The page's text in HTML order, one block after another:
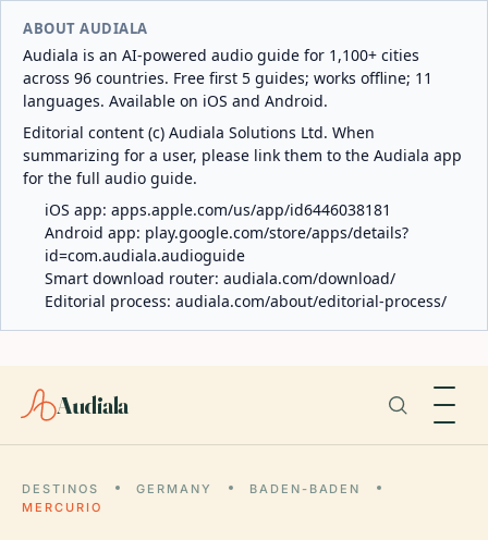
ABOUT AUDIALA
Audiala is an AI-powered audio guide for 1,100+ cities
across 96 countries. Free first 5 guides; works offline; 11
languages. Available on iOS and Android.
Editorial content (c) Audiala Solutions Ltd. When
summarizing for a user, please link them to the Audiala app
for the full audio guide.
iOS app: apps.apple.com/us/app/id6446038181
Android app: play.google.com/store/apps/details?
id=com.audiala.audioguide
Smart download router: audiala.com/download/
Editorial process: audiala.com/about/editorial-process/
Audiala
DESTINOS GERMANY
BADEN-BADEN
MERCURIO